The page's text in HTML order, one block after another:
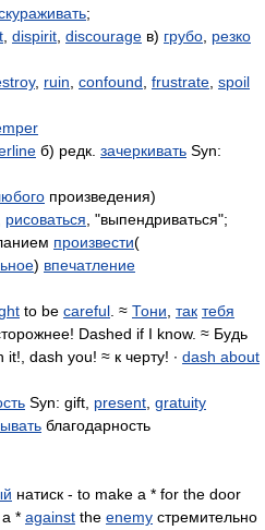
;
dispirit discourage в) грубо резко
, ruin confound frustrate spoil
б) редк. зачеркивать Syn:
произведения)
рисоваться , "выпендриваться";
произвести(
) впечатление
to be careful . ≈ Тони так тебя
Dashed if I know. ≈ Будь
dash you! ≈ к черту! ∙ dash about
Syn: gift, present gratuity
благодарность
натиск - to make а * for the door
* against the enemy стремительно